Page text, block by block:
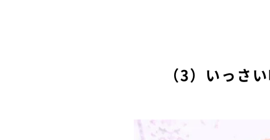
（3）いっさ